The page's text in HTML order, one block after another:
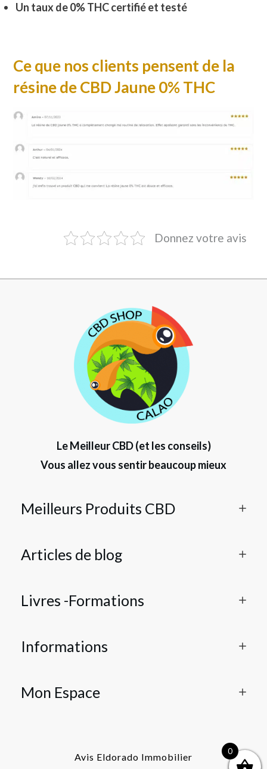
Un taux de 0% THC certifié et testé
Ce que nos clients pensent de la
résine de CBD Jaune 0% THC
Donnez votre avis
Le Meilleur CBD (et les conseils)
Vous allez vous sentir beaucoup mieux
Meilleurs Produits CBD
Articles de blog
Livres -Formations
Informations
Mon Espace
Avis Eldorado Immobilier
0